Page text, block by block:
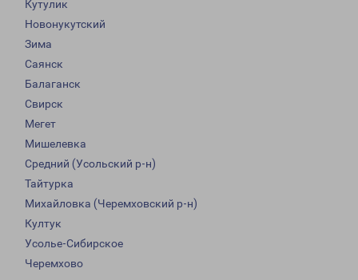
Кутулик
Новонукутский
Зима
Саянск
Балаганск
Свирск
Мегет
Мишелевка
Средний (Усольский р-н)
Тайтурка
Михайловка (Черемховский р-н)
Култук
Усолье-Сибирское
Черемхово